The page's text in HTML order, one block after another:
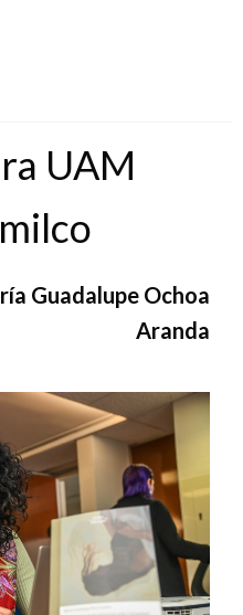
UAM
Guadalupe Ochoa
Aranda